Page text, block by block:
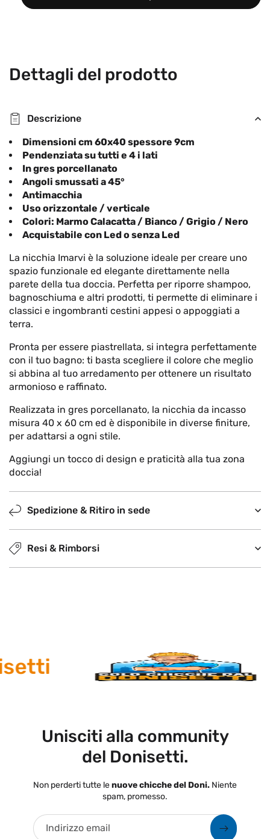
Dettagli del prodotto
Descrizione
Dimensioni cm 60x40 spessore 9cm
Pendenziata su tutti e 4 i lati
In gres porcellanato
Angoli smussati a 45°
Antimacchia
Uso orizzontale / verticale
Colori: Marmo Calacatta / Bianco / Grigio / Nero
Acquistabile con Led o senza Led
La nicchia Imarvi è la soluzione ideale per creare uno
spazio funzionale ed elegante direttamente nella
parete della tua doccia. Perfetta per riporre shampoo,
bagnoschiuma e altri prodotti, ti permette di eliminare i
classici e ingombranti cestini appesi o appoggiati a
terra.
Pronta per essere piastrellata, si integra perfettamente
con il tuo bagno: ti basta scegliere il colore che meglio
si abbina al tuo arredamento per ottenere un risultato
armonioso e raffinato.
Realizzata in gres porcellanato, la nicchia da incasso
misura 40 x 60 cm ed è disponibile in diverse finiture,
per adattarsi a ogni stile.
Aggiungi un tocco di design e praticità alla tua zona
doccia!
Spedizione & Ritiro in sede
Resi & Rimborsi
Unisciti alla community
del Donisetti.
Non perderti tutte lenuove chicche del Doni. Niente
spam, promesso.
Indirizzo email